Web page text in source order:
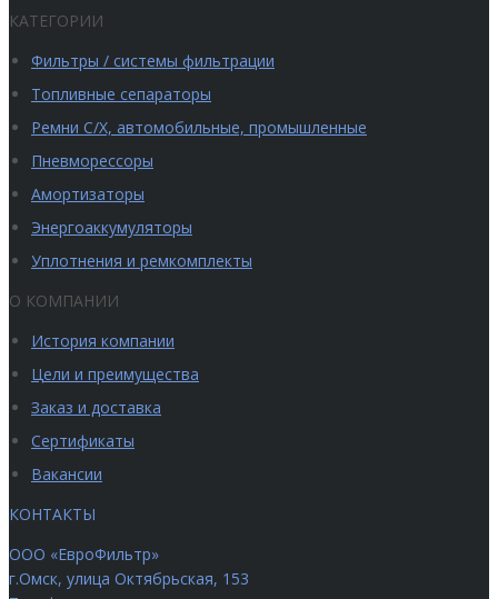
КАТЕГОРИИ
Фильтры / системы фильтрации
Топливные сепараторы
Ремни С/Х, автомобильные, промышленные
Пневморессоры
Амортизаторы
Энергоаккумуляторы
Уплотнения и ремкомплекты
О КОМПАНИИ
История компании
Цели и преимущества
Заказ и доставка
Сертификаты
Вакансии
КОНТАКТЫ
ООО «ЕвроФильтр»
г.Омск, улица Октябрьская, 153